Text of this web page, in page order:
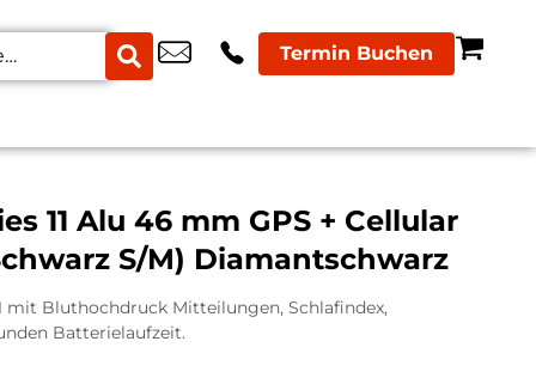
Termin Buchen
11 Alu 46 mm GPS + Cellular
S/M) Diamantschwarz
mit Bluthochdruck Mitteilungen, Schlafindex,
Batterielaufzeit.